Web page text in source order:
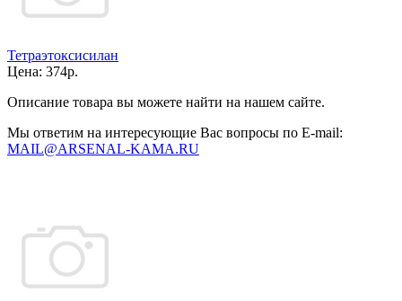
Тетраэтоксисилан
Цена: 374р.
Описание товара вы можете найти на нашем сайте.
Мы ответим на интересующие Вас вопросы по E-mail:
MAIL@ARSENAL-KAMA.RU